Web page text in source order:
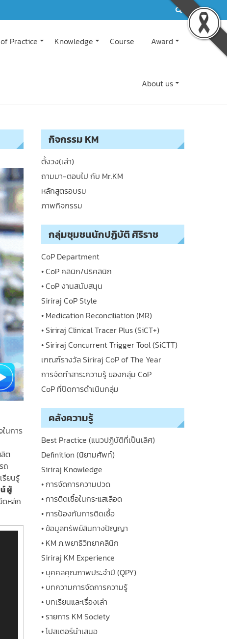
Practice Knowledge Course Award
About us
นการ
ต
ถ
รียนรู้
ผู้
ดหลัก
กิจกรรม KM
ตั้งวง(เล่า)
ถามมา-ตอบไป กับ Mr.KM
หลักสูตรอบรม
ภาพกิจกรรม
กลุ่มชุมชนนักปฏิบัติ ศิริราช
CoP Department
• CoP คลินิก/ปริคลินิก
• CoP งานสนับสนุน
Siriraj CoP Style
• Medication Reconciliation (MR)
• Siriraj Clinical Tracer Plus (SiCT+)
• Siriraj Concurrent Trigger Tool (SiCTT)
เกณฑ์รางวัล Siriraj CoP of The Year
การจัดทำสาระความรู้ ของกลุ่ม CoP
CoP ที่ปิดการดำเนินกลุ่ม
คลังความรู้
Best Practice (แนวปฏิบัติที่เป็นเลิศ)
Definition (นิยามศัพท์)
Siriraj Knowledge
• การจัดการความปวด
• การติดเชื้อในกระแสเลือด
• การป้องกันการติดเชื้อ
• ข้อมูลทรัพย์สินทางปัญญา
• KM ภ.พยาธิวิทยาคลินิก
Siriraj KM Experience
• บุคคลคุณภาพประจำปี (QPY)
• บทความการจัดการความรู้
• บทเรียนและเรื่องเล่า
• รายการ KM Society
• โปสเตอร์นำเสนอ